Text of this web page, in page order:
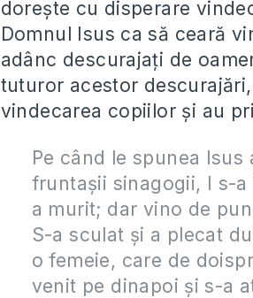
dorește cu disperare
Domnul Isus ca să ceară
adânc descurajați de
tuturor acestor
vindecarea copiilor și au
Pe când le spunea
fruntaşii sinagogii, I s-a
a murit; dar vino de
S-a sculat şi a plecat
o femeie, care de
venit pe dinapoi şi s-a